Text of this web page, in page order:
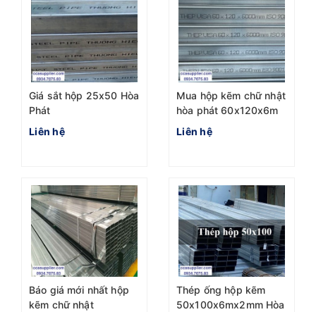
Giá sắt hộp 25x50 Hòa
Phát
Liên hệ
Mua hộp kẽm chữ nhật
hòa phát 60x120x6m
ở đâu giá tốt nhất
Liên hệ
Báo giá mới nhất hộp
kẽm chữ nhật
Thép ống hộp kẽm
50x100x6mx2mm Hòa